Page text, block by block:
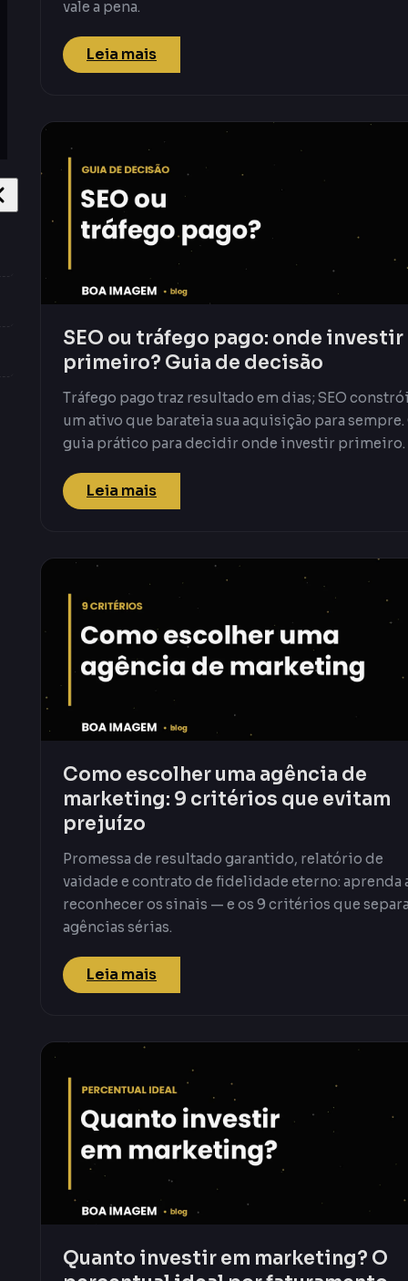
vale a pena.
Leia mais
SEO ou tráfego pago: onde investir
primeiro? Guia de decisão
Tráfego pago traz resultado em dias; SEO
um ativo que barateia sua aquisição para sempre.
guia prático para decidir onde investir primeiro.
Leia mais
Como escolher uma agência de
marketing: 9 critérios que evitam
prejuízo
Promessa de resultado garantido, relatório de
vaidade e contrato de fidelidade eterno: aprenda
reconhecer os sinais — e os 9 critérios que
agências sérias.
Leia mais
Quanto investir em marketing? O